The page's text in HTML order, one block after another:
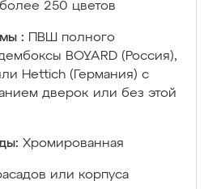
250 цветов
:
ПВШ полного
BOYARD (Россия),
Hettich (Германия) с
дверок или без этой
Хромированная
или корпуса